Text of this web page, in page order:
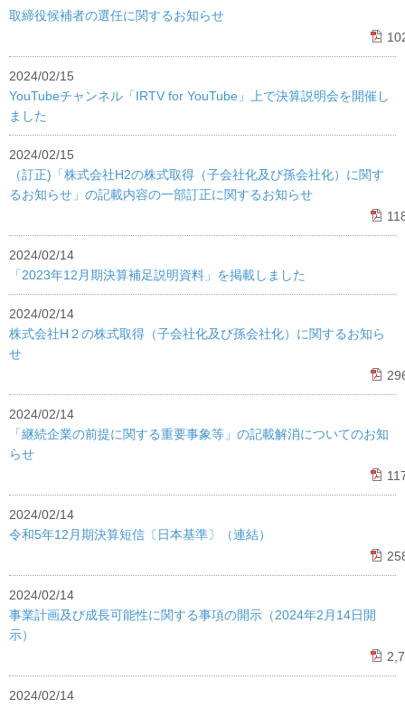
取締役候補者の選任に関するお知らせ
2024/02/15
YouTubeチャンネル「IRTV for YouTube」上で決算説明会を開催し
ました
2024/02/15
（訂正)「株式会社H2の株式取得（子会社化及び孫会社化）に関す
るお知らせ」の記載内容の一部訂正に関するお知らせ
2024/02/14
「2023年12月期決算補足説明資料」を掲載しました
2024/02/14
株式会社H２の株式取得（子会社化及び孫会社化）に関するお知ら
せ
2024/02/14
「継続企業の前提に関する重要事象等」の記載解消についてのお知
らせ
2024/02/14
令和5年12月期決算短信〔日本基準〕（連結）
2024/02/14
事業計画及び成長可能性に関する事項の開示（2024年2月14日開
示）
2024/02/14